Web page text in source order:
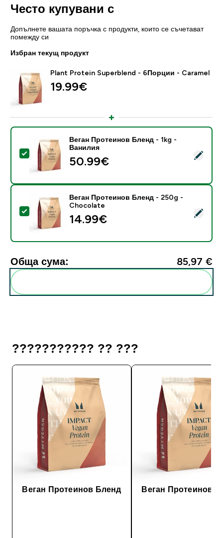
Често купувани с
Допълнете вашата поръчка с продукти, които се съчетават
помежду си
Избран текущ продукт
Plant Protein Superblend - 6Порции - Caramel
19.99€‎
Select this product - Веган Протеинов Бленд - 1kg -
Веган Протеинов Бленд - 1kg -
Ванилия
50.99€‎
Select this product - Веган Протеинов Бленд -
Веган Протеинов Бленд - 250g -
Chocolate
14.99€‎
Обща сума: 85,97 €‎
??????????? ?? ???
Веган Протеинов Бленд Веган Протеинов